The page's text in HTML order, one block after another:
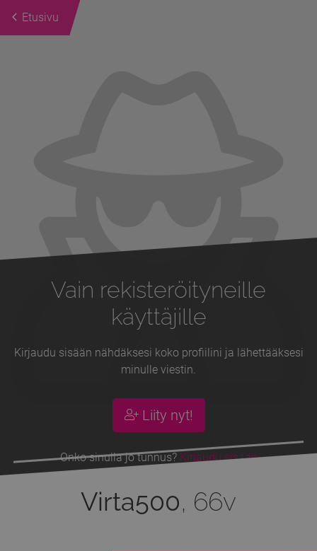
Etusivu
Vain rekisteröityneille
käyttäjille
Kirjaudu sisään nähdäksesi koko profiilini ja lähettääksesi
minulle viestin.
Liity nyt!
Onko sinulla jo tunnus? Kirjaudu sisään
Virta500, 66v